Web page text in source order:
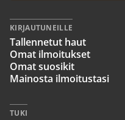
KIRJAUTUNEILLE
Tallennetut haut
Omat ilmoitukset
Omat suosikit
Mainosta ilmoitustasi
TUKI